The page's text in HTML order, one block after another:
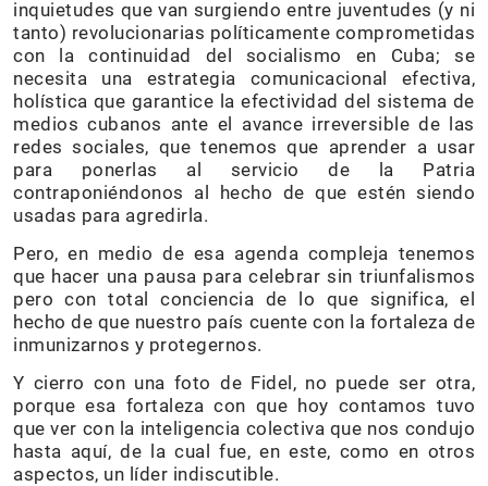
inquietudes que van surgiendo entre juventudes (y ni
tanto) revolucionarias políticamente comprometidas
con la continuidad del socialismo en Cuba; se
necesita una estrategia comunicacional efectiva,
holística que garantice la efectividad del sistema de
medios cubanos ante el avance irreversible de las
redes sociales, que tenemos que aprender a usar
para ponerlas al servicio de la Patria
contraponiéndonos al hecho de que estén siendo
usadas para agredirla.
Pero, en medio de esa agenda compleja tenemos
que hacer una pausa para celebrar sin triunfalismos
pero con total conciencia de lo que significa, el
hecho de que nuestro país cuente con la fortaleza de
inmunizarnos y protegernos.
Y cierro con una foto de Fidel, no puede ser otra,
porque esa fortaleza con que hoy contamos tuvo
que ver con la inteligencia colectiva que nos condujo
hasta aquí, de la cual fue, en este, como en otros
aspectos, un líder indiscutible.